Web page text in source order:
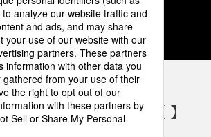
2 3 4 5
クの電気設備 SNSアカウント